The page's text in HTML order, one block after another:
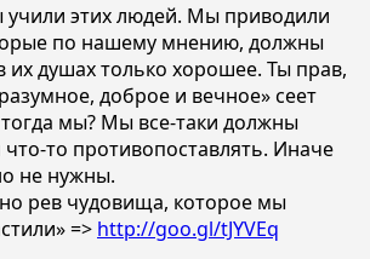
этих людей. Мы приводили
по нашему мнению, должны
их душах только хорошее. Ты прав,
доброе и вечное» сеет
мы? Мы все-таки должны
то противопоставлять. Иначе
не нужны.
рев чудовища, которое мы
=> http://goo.gl/tJYVEq